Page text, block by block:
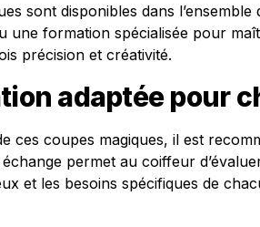
sont disponibles dans
une formation spécialisée pour
précision et créativité.
adaptée pour
ces coupes magiques, il est
permet au coiffeur
et les besoins spécifiques de